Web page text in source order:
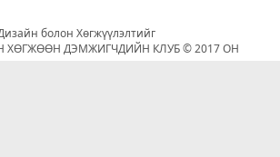
болон Хөгжүүлэлтийг
ХӨГЖӨӨН ДЭМЖИГЧДИЙН КЛУБ © 2017 ОН